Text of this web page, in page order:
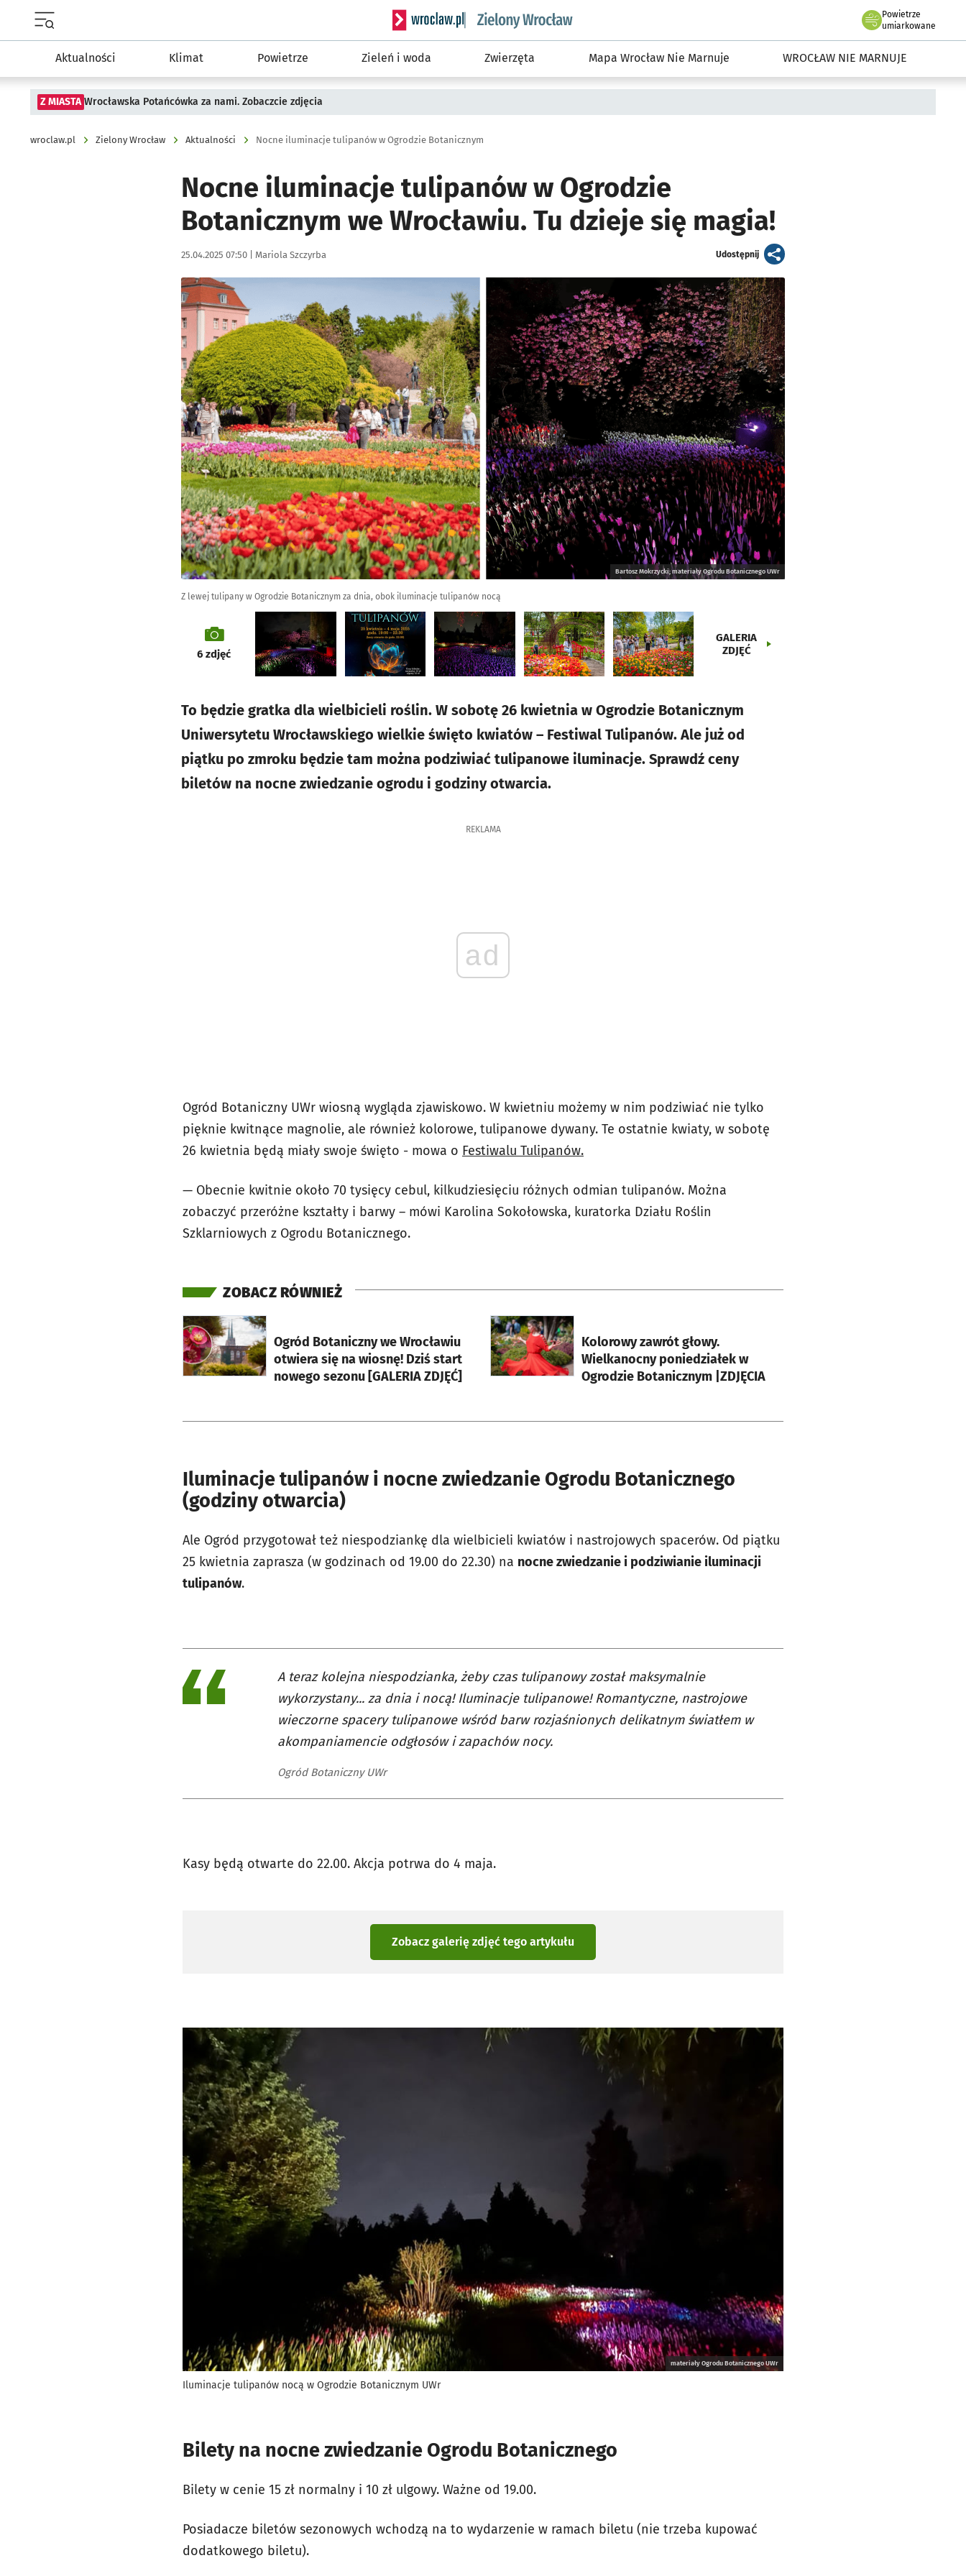
Serwis informacyjny wroclaw.pl podserwis: Środowisko we Wrocławiu
Powietrze
we Wrocławiu
umiarkowane
Aktualności Klimat Powietrze Zieleń i woda Zwierzęta Mapa Wrocław Nie Marnuje WROCŁAW NIE MARNUJE
Z MIASTA Wrocławska Potańcówka za nami. Zobaczcie zdjęcia
wroclaw.pl Zielony Wrocław Aktualności Nocne iluminacje tulipanów w Ogrodzie Botanicznym
Nocne iluminacje tulipanów w Ogrodzie
Botanicznym we Wrocławiu. Tu dzieje się magia!
Data publikacji:
25.04.2025 07:50 | Autor:
Mariola Szczyrba Udostępnijartykuł
Kliknij, aby zobaczyć galerię
Bartosz Mokrzycki; materiały Ogrodu Botanicznego UWr
Z lewej tulipany w Ogrodzie Botanicznym za dnia, obok iluminacje tulipanów nocą
galeria
6 zdjęć
GALERIA
ZDJĘĆ
To będzie gratka dla wielbicieli roślin. W sobotę 26 kwietnia w Ogrodzie Botanicznym
Uniwersytetu Wrocławskiego wielkie święto kwiatów – Festiwal Tulipanów. Ale już od
piątku po zmroku będzie tam można podziwiać tulipanowe iluminacje. Sprawdź ceny
biletów na nocne zwiedzanie ogrodu i godziny otwarcia.
REKLAMA
ad
Ogród Botaniczny UWr wiosną wygląda zjawiskowo. W kwietniu możemy w nim podziwiać nie tylko
pięknie kwitnące magnolie, ale również kolorowe, tulipanowe dywany. Te ostatnie kwiaty, w sobotę
26 kwietnia będą miały swoje święto - mowa o Festiwalu Tulipanów.
— Obecnie kwitnie około 70 tysięcy cebul, kilkudziesięciu różnych odmian tulipanów. Można
zobaczyć przeróżne kształty i barwy – mówi Karolina Sokołowska, kuratorka Działu Roślin
Szklarniowych z Ogrodu Botanicznego.
ZOBACZ RÓWNIEŻ
Ogród Botaniczny we Wrocławiu
otwiera się na wiosnę! Dziś start
nowego sezonu [GALERIA ZDJĘĆ]
otworzy się w nowej karcie
Kolorowy zawrót głowy.
Wielkanocny poniedziałek w
Ogrodzie Botanicznym |ZDJĘCIA
otworzy się w nowej karcie
Iluminacje tulipanów i nocne zwiedzanie Ogrodu Botanicznego
(godziny otwarcia)
Ale Ogród przygotował też niespodziankę dla wielbicieli kwiatów i nastrojowych spacerów. Od piątku
25 kwietnia zaprasza (w godzinach od 19.00 do 22.30) na nocne zwiedzanie i podziwianie iluminacji
tulipanów.
A teraz kolejna niespodzianka, żeby czas tulipanowy został maksymalnie
wykorzystany... za dnia i nocą! Iluminacje tulipanowe! Romantyczne, nastrojowe
wieczorne spacery tulipanowe wśród barw rozjaśnionych delikatnym światłem w
akompaniamencie odgłosów i zapachów nocy.
Ogród Botaniczny UWr
Kasy będą otwarte do 22.00. Akcja potrwa do 4 maja.
Zobacz galerię zdjęć tego artykułu
materiały Ogrodu Botanicznego UWr
Iluminacje tulipanów nocą w Ogrodzie Botanicznym UWr
Bilety na nocne zwiedzanie Ogrodu Botanicznego
Bilety w cenie 15 zł normalny i 10 zł ulgowy. Ważne od 19.00.
Posiadacze biletów sezonowych wchodzą na to wydarzenie w ramach biletu (nie trzeba kupować
dodatkowego biletu).